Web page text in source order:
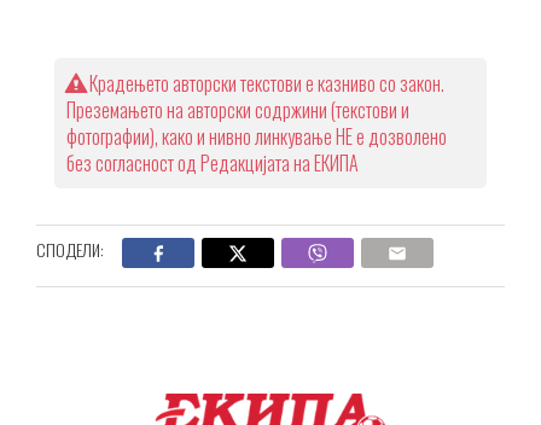
Крадењето авторски текстови е казниво со закон.
Преземањето на авторски содржини (текстови и
фотографии), како и нивно линкување НЕ е дозволено
без согласност од Редакцијата на ЕКИПА
СПОДЕЛИ: